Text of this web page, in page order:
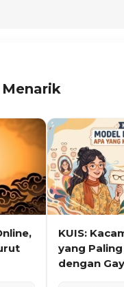
KUIS:
yang
dengan